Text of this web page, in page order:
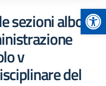
sezioni albo
v
del